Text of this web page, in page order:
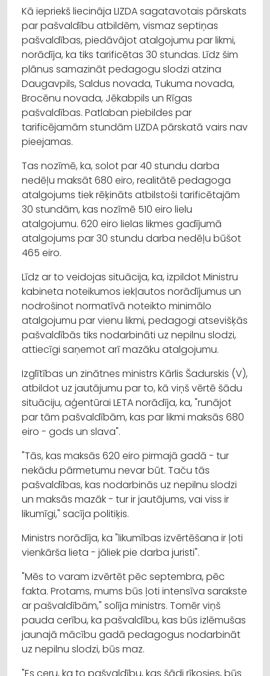
Kā iepriekš liecināja LIZDA sagatavotais pārskats
par pašvaldību atbildēm, vismaz septiņas
pašvaldības, piedāvājot atalgojumu par likmi,
norādīja, ka tiks tarificētas 30 stundas. Līdz šim
plānus samazināt pedagogu slodzi atzina
Daugavpils, Saldus novada, Tukuma novada,
Brocēnu novada, Jēkabpils un Rīgas
pašvaldības. Patlaban piebildes par
tarificējamām stundām LIZDA pārskatā vairs nav
pieejamas.
Tas nozīmē, ka, solot par 40 stundu darba
nedēļu maksāt 680 eiro, realitātē pedagoga
atalgojums tiek rēķināts atbilstoši tarificētajām
30 stundām, kas nozīmē 510 eiro lielu
atalgojumu. 620 eiro lielas likmes gadījumā
atalgojums par 30 stundu darba nedēļu būšot
465 eiro.
Līdz ar to veidojas situācija, ka, izpildot Ministru
kabineta noteikumos iekļautos norādījumus un
nodrošinot normatīvā noteikto minimālo
atalgojumu par vienu likmi, pedagogi atsevišķās
pašvaldībās tiks nodarbināti uz nepilnu slodzi,
attiecīgi saņemot arī mazāku atalgojumu.
Izglītības un zinātnes ministrs Kārlis Šadurskis (V),
atbildot uz jautājumu par to, kā viņš vērtē šādu
situāciju, aģentūrai LETA norādīja, ka, "runājot
par tām pašvaldībām, kas par likmi maksās 680
eiro - gods un slava".
"Tās, kas maksās 620 eiro pirmajā gadā - tur
nekādu pārmetumu nevar būt. Taču tās
pašvaldības, kas nodarbinās uz nepilnu slodzi
un maksās mazāk - tur ir jautājums, vai viss ir
likumīgi," sacīja politiķis.
Ministrs norādīja, ka "likumības izvērtēšana ir ļoti
vienkārša lieta - jāliek pie darba juristi".
"Mēs to varam izvērtēt pēc septembra, pēc
fakta. Protams, mums būs ļoti intensīva sarakste
ar pašvaldībām," solīja ministrs. Tomēr viņš
pauda cerību, ka pašvaldību, kas būs izlēmušas
jaunajā mācību gadā pedagogus nodarbināt
uz nepilnu slodzi, būs maz.